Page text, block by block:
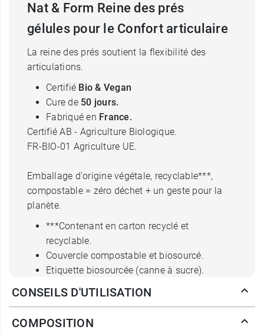
Nat & Form Reine des prés
gélules pour le Confort articulaire
La reine des prés soutient la flexibilité des
articulations.
Certifié Bio & Vegan
Cure de 50 jours.
Fabriqué en France.
Certifié AB - Agriculture Biologique.
FR-BIO-01 Agriculture UE.
Emballage d'origine végétale, recyclable***,
compostable = zéro déchet + un geste pour la
planète.
***Contenant en carton recyclé et
recyclable.
Couvercle compostable et biosourcé.
Etiquette biosourcée (canne à sucre).
Posologie de Nat et Form
Ecoresponsable reine des prés bio
CONSEILS D'UTILISATION
COMPOSITION